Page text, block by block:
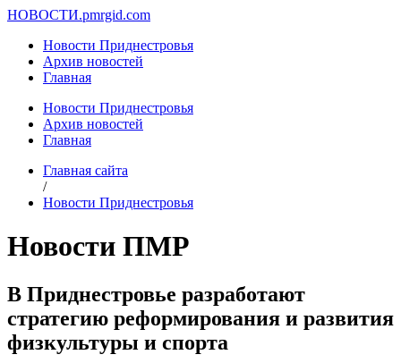
НОВОСТИ.pmrgid.com
Новости Приднестровья
Архив новостей
Главная
Новости Приднестровья
Архив новостей
Главная
Главная сайта
/
Новости Приднестровья
Новости ПМР
В Приднестровье разработают
стратегию реформирования и развития
физкультуры и спорта